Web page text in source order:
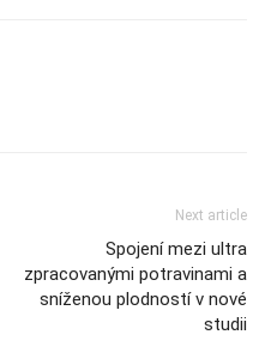
Next article
Spojení mezi ultra
zpracovanými potravinami a
sníženou plodností v nové
studii